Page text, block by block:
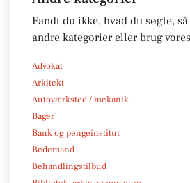
Fandt du ikke, hvad du søgte,
andre kategorier eller brug vores
Advokat
Arkitekt
Autoværksted / mekanik
Bager
Bank og pengeinstitut
Bedemand
Behandlingstilbud